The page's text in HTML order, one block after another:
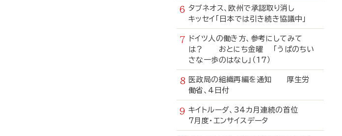
タブネオス、欧州で承認取り消し
キッセイ「日本では引き続き協議中」
ドイツ人の働き方、参考にしてみて
は？ おとにち金曜 「うぱのちい
さな一歩のはなし」（17）
医政局の組織再編を通知 厚生労
働省、4日付
キイトルーダ、34カ月連続の首位
7月度・エンサイスデータ